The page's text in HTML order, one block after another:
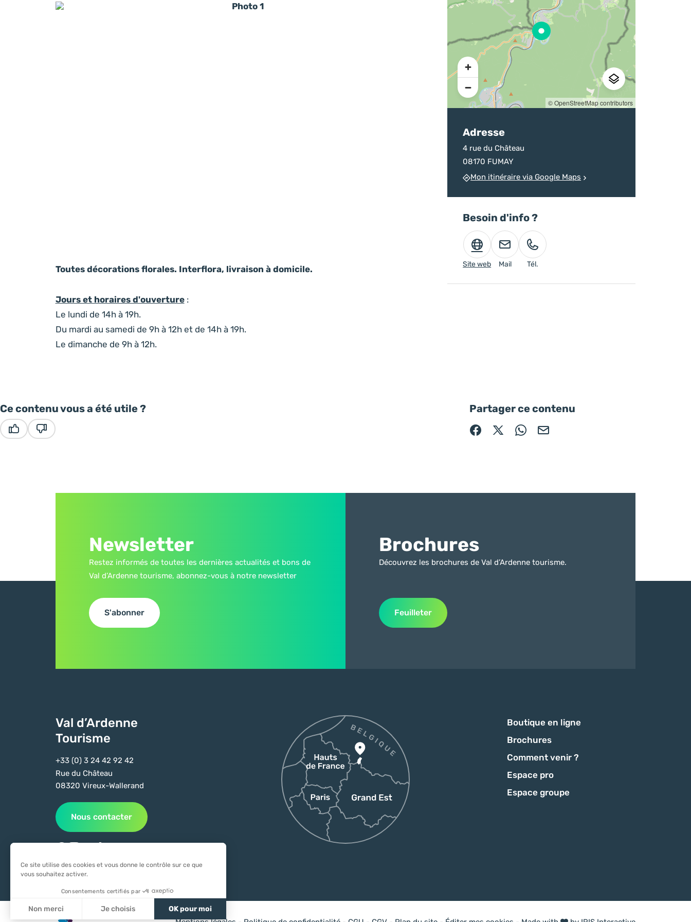
sur la destination
Ardenne
d’un homicide
devenu monument
Pratique
chineurs
Photo 1
Toutes décorations florales. Interflora, livraison à domicile.
Jours et horaires d'ouverture:
Le lundi de 14h à 19h.
Du mardi au samedi de 9h à 12h et de 14h à 19h.
Le dimanche de 9h à 12h.
© OpenStreetMap contributors
Adresse
4 rue du Château
08170 FUMAY
Mon itinéraire via Google Maps
Besoin d'info ?
Site web Mail Tél.
Ce contenu vous a été utile ? Partager ce contenu
Partager sur Facebook (nouvelle fenêtre)
Partager sur X / Twitter (nouvelle fenêtre)
Partager sur WhatsApp
Partager par mail
Newsletter
Restez informés de toutes les dernières actualités et bons de
Val d’Ardenne tourisme, abonnez-vous à notre newsletter
S'abonner
Brochures
Découvrez les brochures de Val d’Ardenne tourisme.
Feuilleter
Val d’Ardenne
Tourisme
+33 (0) 3 24 42 92 42
Rue du Château
08320 Vireux-Wallerand
Nous contacter
Suivez-nous sur Facebook
Suivez-nous sur Instagram
Suivez-nous sur Youtube
Suivez-nous sur Tiktok
Boutique en ligne
Brochures
Comment venir ?
Espace pro
Espace groupe
Ce site utilise des cookies et vous donne le contrôle sur ce que
vous souhaitez activer.
Consentements certifiés par
Non merci Je choisis OK pour moi